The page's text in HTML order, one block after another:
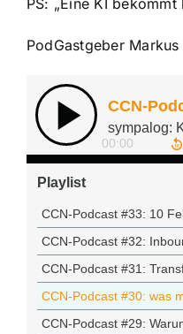
PS: „Eine KI
PodGastgeber